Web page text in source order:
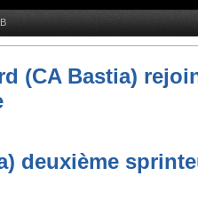
(CA Bastia)
deuxième